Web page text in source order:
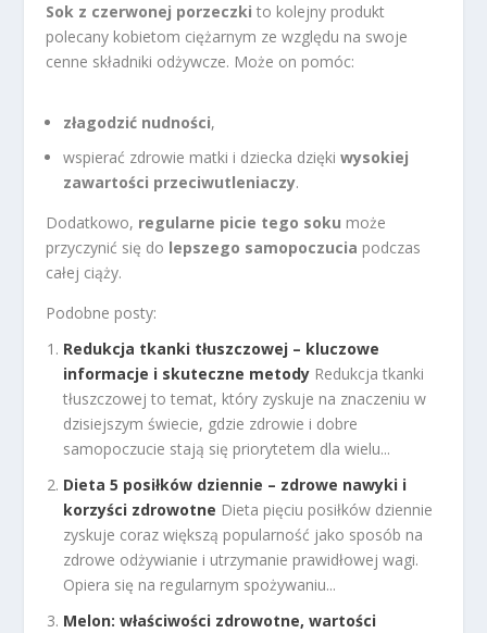
Sok z czerwonej porzeczki to kolejny produkt
polecany kobietom ciężarnym ze względu na swoje
cenne składniki odżywcze. Może on pomóc:
złagodzić nudności,
wspierać zdrowie matki i dziecka dziękiwysokiej
zawartości przeciwutleniaczy.
Dodatkowo, regularne picie tego soku może
przyczynić się do lepszego samopoczucia podczas
całej ciąży.
Podobne posty:
Redukcja tkanki tłuszczowej – kluczowe
informacje i skuteczne metody Redukcja tkanki
tłuszczowej to temat, który zyskuje na znaczeniu w
dzisiejszym świecie, gdzie zdrowie i dobre
samopoczucie stają się priorytetem dla wielu...
Dieta 5 posiłków dziennie – zdrowe nawyki i
korzyści zdrowotne Dieta pięciu posiłków dziennie
zyskuje coraz większą popularność jako sposób na
zdrowe odżywianie i utrzymanie prawidłowej wagi.
Opiera się na regularnym spożywaniu...
Melon: właściwości zdrowotne, wartości